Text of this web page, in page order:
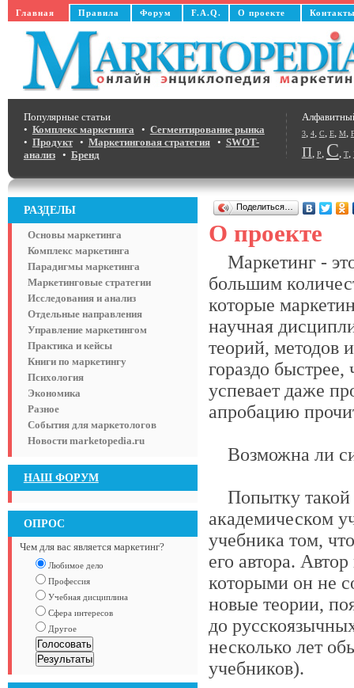
Главная Правила Форум F.A.Q. О проекте
3, 4, C, E, M,
П, Р, С, Т,
Популярные статьи
• Комплекс маркетинга • Сегментирование рынка
• Продукт• Маркетинговая стратегия• SWOT-
анализ• Бренд
РАЗДЕЛЫ
Основы маркетинга
Комплекс маркетинга
Парадигмы маркетинга
Маркетинговые стратегии
Исследования и анализ
Отдельные направления
Управление маркетингом
Практика и кейсы
Книги по маркетингу
Психология
Экономика
Разное
События для маркетологов
Новости marketopedia.ru
НАШ ФОРУМ
ОПРОС
Чем для вас является маркетинг?
Любимое дело
Профессия
Учебная дисциплина
Сфера интересов
Другое
Поделиться…
О проекте
Маркетинг -
большим
которые
научная
теорий, методов
гораздо быстрее,
успевает даже
апробацию
Возможна ли
Попытку такой
академическом
учебника том,
его автора.
которыми он не
новые теории,
до
несколько лет
учебников).